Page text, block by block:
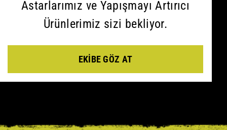
Astarlarımız ve Yapışmayı Artırıcı
Ürünlerimiz sizi bekliyor.
EKIBE GÖZ AT